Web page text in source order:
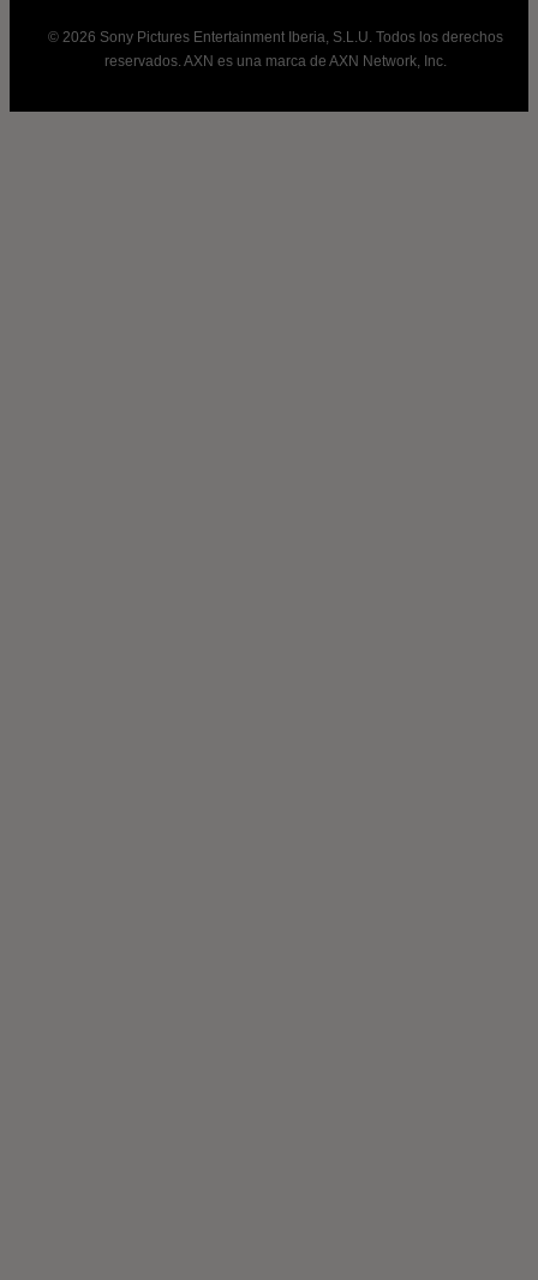
© 2026 Sony Pictures Entertainment Iberia, S.L.U. Todos los derechos
reservados. AXN es una marca de AXN Network, Inc.